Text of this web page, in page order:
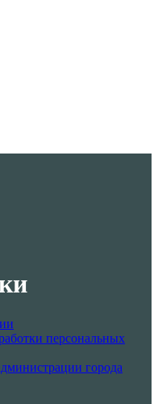
персональных
города